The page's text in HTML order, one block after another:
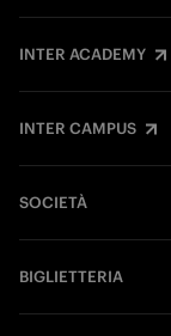
INTER ACADEMY
INTER CAMPUS
SOCIETÀ
BIGLIETTERIA